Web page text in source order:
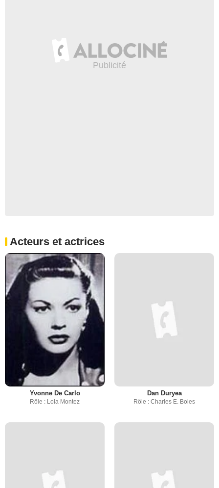
Acteurs et actrices
Yvonne De Carlo
Rôle : Lola Montez
Dan Duryea
Rôle : Charles E. Boles